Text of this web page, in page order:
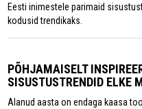
Eesti inimestele parimaid
kodusid trendikaks.
PÕHJAMAISELT
SISUSTUSTRENDID ELKE
Alanud aasta on endaga kaasa